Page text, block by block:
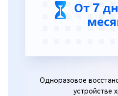
От 7
Одноразовое
устройстве